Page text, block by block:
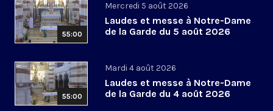
55:00
Mercredi 5 août 2026
Laudes et messe à Notre-Dame
de la Garde du 5 août 2026
55:00
Mardi 4 août 2026
Laudes et messe à Notre-Dame
de la Garde du 4 août 2026